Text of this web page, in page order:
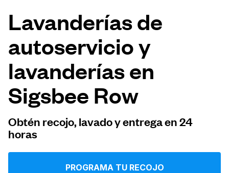
Precios y servicios
Quiénes somos
Para las empresas
Iniciar sesión
Lavanderías de
autoservicio y
lavanderías en
Sigsbee Row
Obtén recojo, lavado y entrega en 24
horas
PROGRAMA TU RECOJO